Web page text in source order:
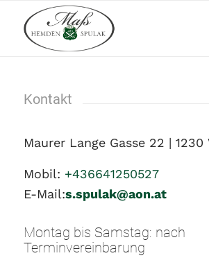
Kontakt
Maurer Lange Gasse 22 | 1230
Mobil: +436641250527
E-Mail:s.spulak@aon.at
Montag bis Samstag: nach
Terminvereinbarung